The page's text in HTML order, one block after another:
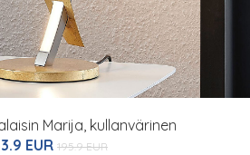
Marija, kullanvärinen
EUR 195.9 EUR